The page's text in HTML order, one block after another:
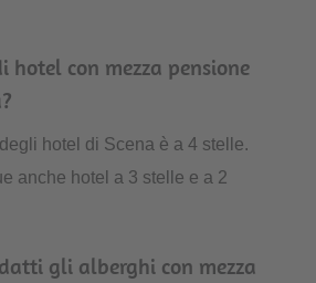
hotel con mezza pensione
hotel di Scena è a 4 stelle.
anche hotel a 3 stelle e a 2
gli alberghi con mezza